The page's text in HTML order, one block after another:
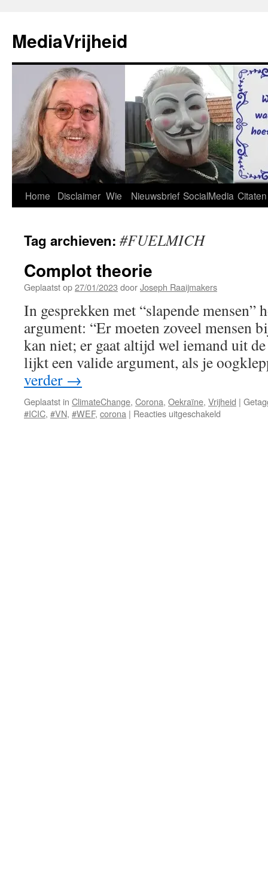
de
inhoud
MediaVrijheid
Home Disclaimer Wie Nieuwsbrief SocialMedia Citaten
Tag archieven: #FUELMICH
Complot theorie
Geplaatst op27/01/2023 doorJoseph Raaijmakers
In gesprekken met “slapende mensen”
argument: “Er moeten zoveel mensen
kan niet; er gaat altijd wel iemand uit
lijkt een valide argument, als je
verder →
Geplaatst in ClimateChange, Corona, Oekraïne, Vrijheid |
#ICIC, #VN, #WEF, corona | Reacties uitgeschakeld